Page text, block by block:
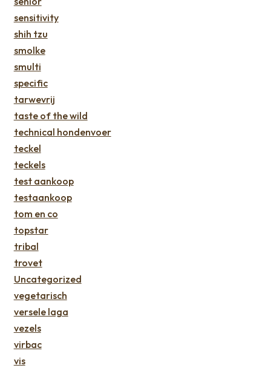
sensitivity
shih tzu
smolke
smulti
specific
tarwevrij
taste of the wild
technical hondenvoer
teckel
teckels
test aankoop
testaankoop
tom en co
topstar
tribal
trovet
Uncategorized
vegetarisch
versele laga
vezels
virbac
vis